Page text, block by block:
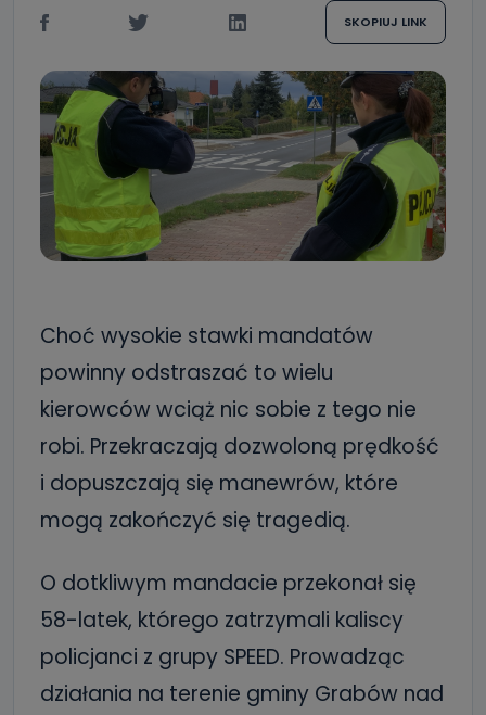
SKOPIUJ LINK
Choć wysokie stawki mandatów
powinny odstraszać to wielu
kierowców wciąż nic sobie z tego nie
robi. Przekraczają dozwoloną prędkość
i dopuszczają się manewrów, które
mogą zakończyć się tragedią.
O dotkliwym mandacie przekonał się
58-latek, którego zatrzymali kaliscy
policjanci z grupy SPEED. Prowadząc
działania na terenie gminy Grabów nad